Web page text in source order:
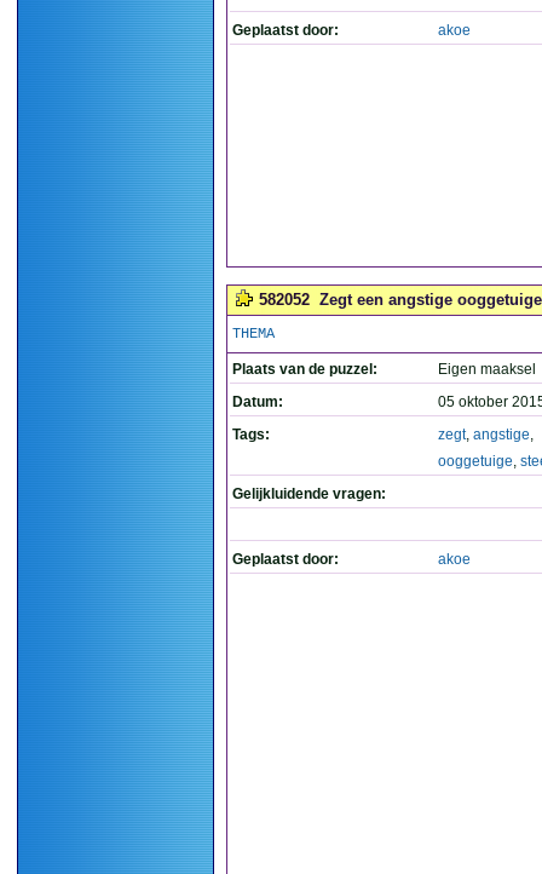
Geplaatst door: akoe
582052 Zegt een angstige
THEMA
Plaats van de puzzel:
Eigen maaksel
Datum:
05 oktober
Tags:
zegt, angstige,
ooggetuige,
Gelijkluidende vragen:
Geplaatst door: akoe